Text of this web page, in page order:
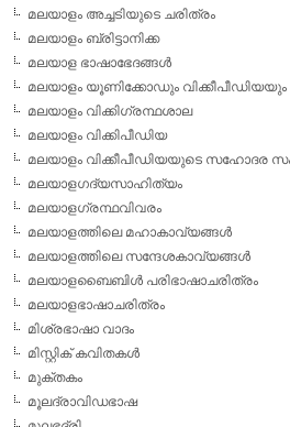
മലയാളം അച്ചടിയുടെ ചരിത്രം
മലയാളം ബ്രിട്ടാനിക്ക
മലയാള ഭാഷാഭേദങ്ങള്‍
മലയാളം യൂണിക്കോഡും വിക്കീപീഡിയയും
മലയാളം വിക്കിഗ്രന്ഥശാല
മലയാളം വിക്കിപീഡിയ
മലയാളം വിക്കീപീഡിയയുടെ സഹോദര
മലയാളഗദ്യസാഹിത്യം
മലയാളഗ്രന്ഥവിവരം
മലയാളത്തിലെ മഹാകാവ്യങ്ങള്‍
മലയാളത്തിലെ സന്ദേശകാവ്യങ്ങള്‍
മലയാളബൈബിള്‍ പരിഭാഷാചരിത്രം
മലയാളഭാഷാചരിത്രം
മിശ്രഭാഷാ വാദം
മിസ്റ്റിക് കവിതകള്‍
മുക്തകം
മൂലദ്രാവിഡഭാഷ